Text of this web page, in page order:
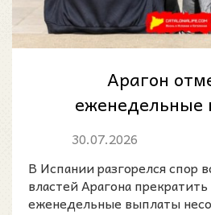
Арагон
мигрантам в
30.07.2026
В Испании разгорелся спор
властей Арагона
еженедельные выплаты